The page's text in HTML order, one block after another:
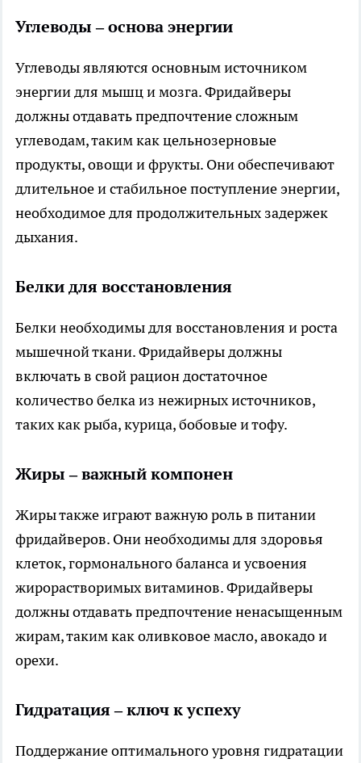
Углеводы – основа энергии
Углеводы являются основным источником
энергии для мышц и мозга. Фридайверы
должны отдавать предпочтение сложным
углеводам, таким как цельнозерновые
продукты, овощи и фрукты. Они обеспечивают
длительное и стабильное поступление энергии,
необходимое для продолжительных задержек
дыхания.
Белки для восстановления
Белки необходимы для восстановления и роста
мышечной ткани. Фридайверы должны
включать в свой рацион достаточное
количество белка из нежирных источников,
таких как рыба, курица, бобовые и тофу.
Жиры – важный компонен
Жиры также играют важную роль в питании
фридайверов. Они необходимы для здоровья
клеток, гормонального баланса и усвоения
жирорастворимых витаминов. Фридайверы
должны отдавать предпочтение ненасыщенным
жирам, таким как оливковое масло, авокадо и
орехи.
Гидратация – ключ к успеху
Поддержание оптимального уровня гидратации